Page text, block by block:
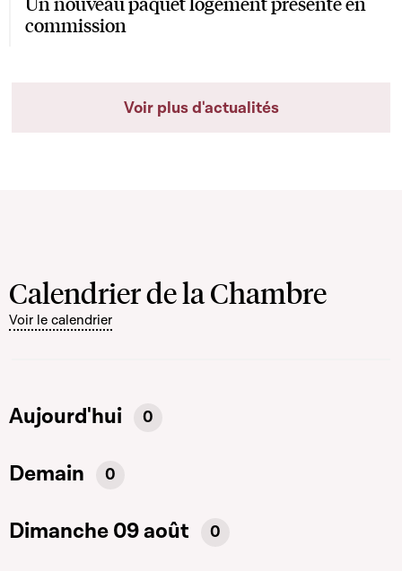
commission
Voir plus d'actualités
Calendrier de la Chambre
Voir le calendrier
Aujourd'hui 0
Demain 0
Dimanche 09 août 0